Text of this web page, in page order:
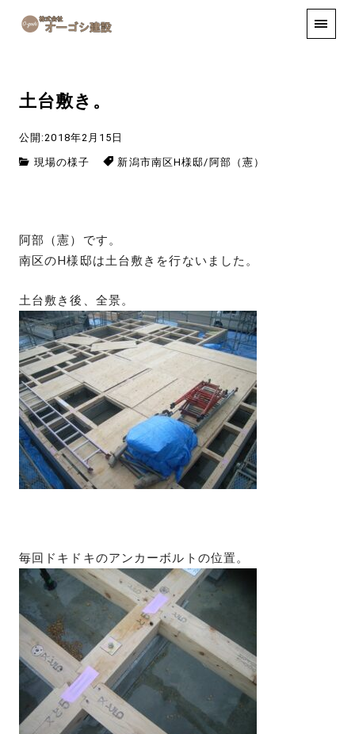
手しごと
土台敷き。
公開:2018年2月15日
現場の様子 新潟市南区H様邸/ 阿部（憲）
阿部（憲）です。
南区のH様邸は土台敷きを行ないました。
土台敷き後、全景。
毎回ドキドキのアンカーボルトの位置。